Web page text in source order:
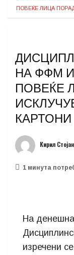
ПОВЕЌЕ ЛИЦА
НА ФФМ
ПОВЕЌЕ
КАРТОНИ
Кирил
1 минутa
На
изречени